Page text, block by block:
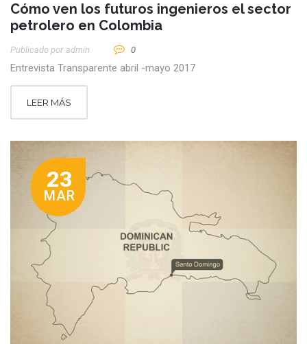
Cómo ven los futuros ingenieros el sector
petrolero en Colombia
Publicado por Admin 0
Entrevista Transparente abril -mayo 2017
LEER MÁS
23
MAR